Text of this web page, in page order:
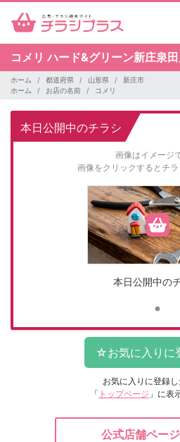
コメリハード&グリーン新庄泉
ホーム 都道府県 山形県
新庄市
ホーム
お店の名前 コメリ
本日公開中のチラシ
画像はイメージ
画像をクリックするとチラ
本日公開中の
お気に入りに登録
「 トップページ 」に表
公式店舗ペー